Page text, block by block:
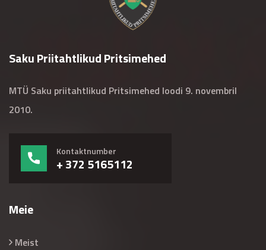
Saku Priitahtlikud Pritsimehed
MTÜ Saku priitahtlikud Pritsimehed loodi 9. novembril
2010.
Kontaktnumber
+ 372 5165112
Meie
Meist